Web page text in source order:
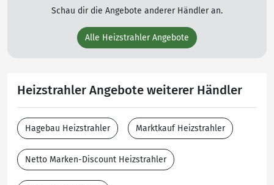
Schau dir die Angebote anderer Händler an.
Alle Heizstrahler Angebote
Heizstrahler Angebote weiterer Händler
Hagebau Heizstrahler Marktkauf Heizstrahler
Netto Marken-Discount Heizstrahler